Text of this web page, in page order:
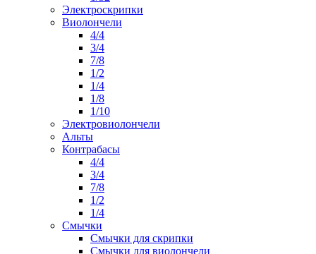
Электроскрипки
Виолончели
4/4
3/4
7/8
1/2
1/4
1/8
1/10
Электровиолончели
Альты
Контрабасы
4/4
3/4
7/8
1/2
1/4
Смычки
Смычки для скрипки
Смычки для виолончели